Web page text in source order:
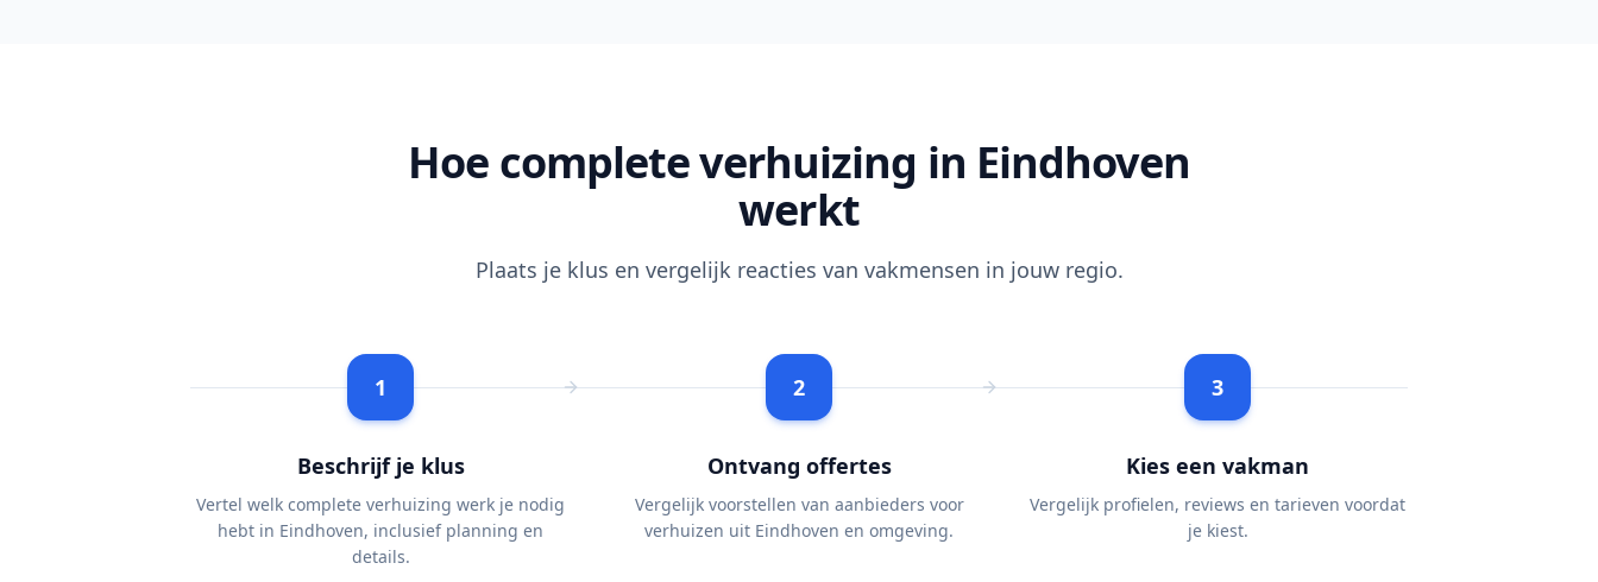
Hoe complete verhuizing in Eindhoven
werkt
Plaats je klus en vergelijk reacties van vakmensen in jouw regio.
1
Beschrijf je klus
Vertel welk complete verhuizing werk je nodig
hebt in Eindhoven, inclusief planning en
details.
2
Ontvang offertes
Vergelijk voorstellen van aanbieders voor
verhuizen uit Eindhoven en omgeving.
3
Kies een vakman
Vergelijk profielen, reviews en tarieven voordat
je kiest.